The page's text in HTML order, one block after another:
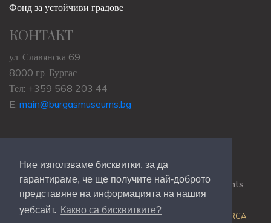
Ние използваме бисквитки, за да
гарантираме, че ще получите най-доброто
представяне на информацията на нашия
уебсайт.
Какво са бисквитките?
Фонд за устойчиви градове
КОНТАКТ
ул. Славянска 69
8000 гр. Бургас
Тел: +359 568 203 44
E: main@burgasmuseums.bg
Copyrights © 2009-2021 RHM Burgas, All Rights
Reserved.
Web Development @Colin J.D. Stewart ORCA